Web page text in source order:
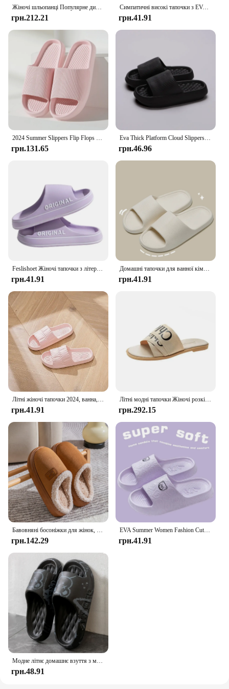
Жіночі шльопанці Популярне дизайнерське взуття Тренд 2024 року Повсякденні босоніжки на платформі Нековзкі Вуличні тапочки Унікальні функції Босоніжки на плоскій підошві
грн.212.21
Симпатичні високі тапочки з EVA на м’якій товстій підошві Жіночий літній модний одяг Тапочки Домашні домашні сандалі Чоловіче пляжне взуття
грн.41.91
2024 Summer Slippers Flip Flops Women Indoor Home Mute Shoes EVA Soft-soled Shoes Cloud Slides Couple Non-slip Casual Sandals
грн.131.65
Eva Thick Platform Cloud Slippers Women Soft Sole Pillow Slides 2024 Summer Beach Sandals Woman Non Slip Bathroom Home Shoes
грн.46.96
грн.41.91
Домашні тапочки для ванної кімнати на товстій платформі. Жіноча мода. М’яка підошва. Домашні гірки з EVA. Чоловічі сандалі. Літні нековзкі шльопанці 2023.
грн.41.91
грн.41.91
Літні модні тапочки Жіночі розкішні дизайнерські сандалі Нове жіноче взуття Туфлі на плоскій підошві для жінок Великий розмір Zapatos Mujer
грн.292.15
грн.142.29
EVA Summer Women Fashion Cute Outdoor Non-Slip Rubber Slippers Indoor Soft Sole Couple Graffiti Sandals
грн.41.91
грн.48.91